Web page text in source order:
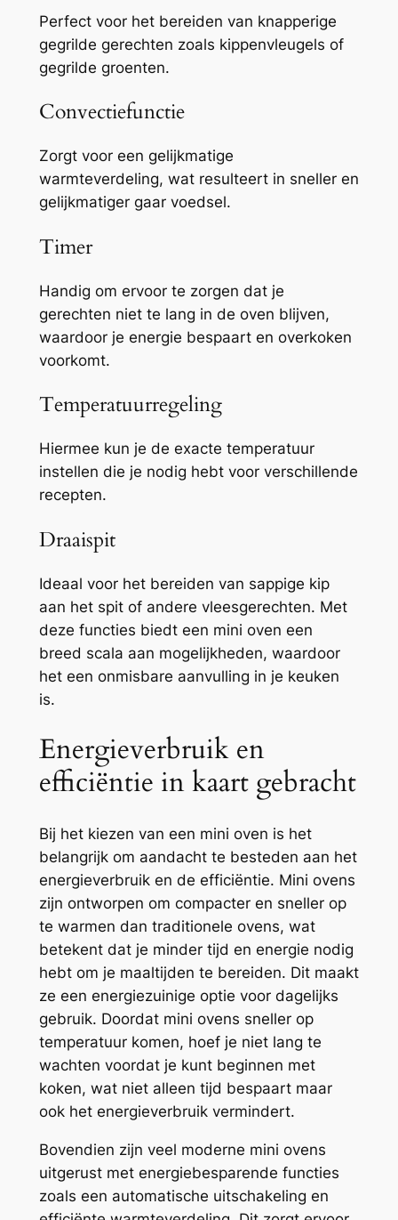
Perfect voor het bereiden van knapperige
gegrilde gerechten zoals kippenvleugels of
gegrilde groenten.
Convectiefunctie
Zorgt voor een gelijkmatige
warmteverdeling, wat resulteert in sneller en
gelijkmatiger gaar voedsel.
Timer
Handig om ervoor te zorgen dat je
gerechten niet te lang in de oven blijven,
waardoor je energie bespaart en overkoken
voorkomt.
Temperatuurregeling
Hiermee kun je de exacte temperatuur
instellen die je nodig hebt voor verschillende
recepten.
Draaispit
Ideaal voor het bereiden van sappige kip
aan het spit of andere vleesgerechten. Met
deze functies biedt een mini oven een
breed scala aan mogelijkheden, waardoor
het een onmisbare aanvulling in je keuken
is.
Energieverbruik en
efficiëntie in kaart gebracht
Bij het kiezen van een mini oven is het
belangrijk om aandacht te besteden aan het
energieverbruik en de efficiëntie. Mini ovens
zijn ontworpen om compacter en sneller op
te warmen dan traditionele ovens, wat
betekent dat je minder tijd en energie nodig
hebt om je maaltijden te bereiden. Dit maakt
ze een energiezuinige optie voor dagelijks
gebruik. Doordat mini ovens sneller op
temperatuur komen, hoef je niet lang te
wachten voordat je kunt beginnen met
koken, wat niet alleen tijd bespaart maar
ook het energieverbruik vermindert.
Bovendien zijn veel moderne mini ovens
uitgerust met energiebesparende functies
zoals een automatische uitschakeling en